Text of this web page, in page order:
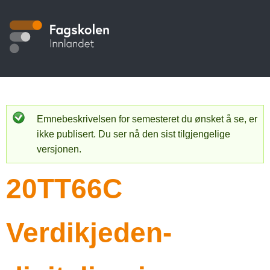
hovedinnhold
S
t
u
i
k
a
a
S
t
a
t
u
m
Emnebeskrivelsen for semesteret du ønsket å se, er
ikke publisert. Du ser nå den sist tilgjengelige
versjonen.
20TT66C
Verdikjeden-